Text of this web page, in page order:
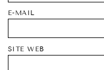
E-MAIL
SITE WEB